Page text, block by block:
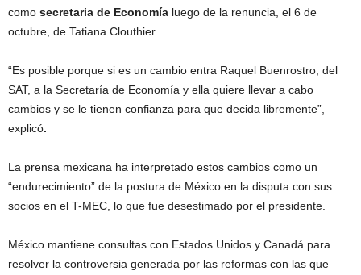
como secretaria de Economía luego de la renuncia, el 6 de
octubre, de Tatiana Clouthier.
“Es posible porque si es un cambio entra Raquel Buenrostro, del
SAT, a la Secretaría de Economía y ella quiere llevar a cabo
cambios y se le tienen confianza para que decida libremente”,
explicó.
La prensa mexicana ha interpretado estos cambios como un
“endurecimiento” de la postura de México en la disputa con sus
socios en el T-MEC, lo que fue desestimado por el presidente.
México mantiene consultas con Estados Unidos y Canadá para
resolver la controversia generada por las reformas con las que